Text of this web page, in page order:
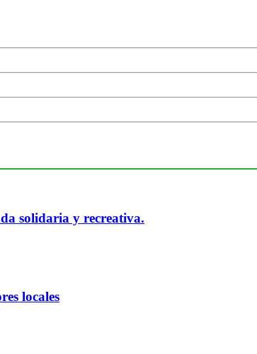
solidaria y recreativa.
locales